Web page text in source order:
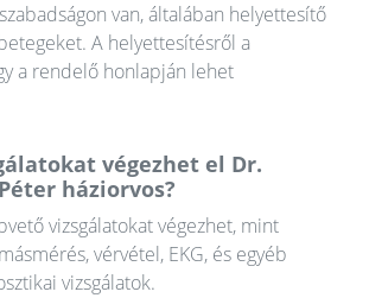
van, általában helyettesítő
A helyettesítésről a
a rendelő honlapján lehet
végezhet el Dr.
háziorvos?
vizsgálatokat végezhet, mint
vérvétel, EKG, és egyéb
vizsgálatok.